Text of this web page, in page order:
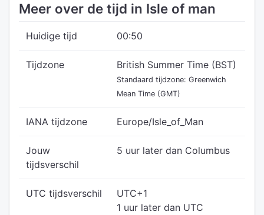
Meer over de tijd in Isle of man
Huidige tijd 00:50
Tijdzone British Summer Time (BST)
Standaard tijdzone: Greenwich
Mean Time (GMT)
IANA tijdzone Europe/Isle_of_Man
Jouw
tijdsverschil
5 uur later dan Columbus
UTC tijdsverschil
UTC+1
1 uur later dan UTC